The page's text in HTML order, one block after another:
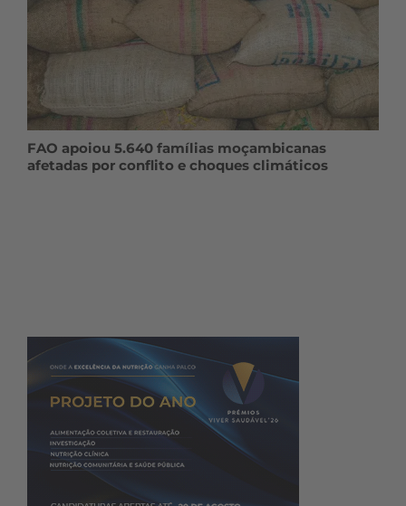
FAO apoiou 5.640 famílias moçambicanas
afetadas por conflito e choques climáticos